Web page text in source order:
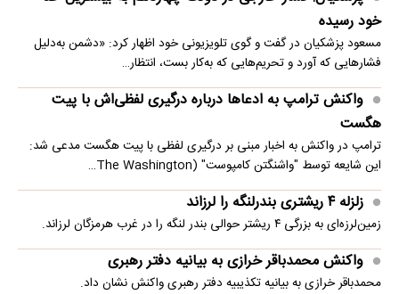
خود رسیده
مسعود پزشکیان در گفت و گوی تلویزیونی خود اظهار کرد: «دشمن به‌دلیل
فشارهایی که آورد و تحریم‌هایی که به‌کار بست، انتظار…
واکنش ترامپ به ادعاها درباره درگیری لفظی‌اش با پیت
هگست
ترامپ در واکنش به اخبار مبنی بر درگیری لفظی با پیت هگست مدعی شد:
این شایعه توسط "واشنگتن کامپوست" (The Washington…
زلزله ۴ ریشتری بندرلنگه را لرزاند
زمین‌لرزه‌ای به بزرگی ۴ ریشتر حوالی بندر لنگه را در غرب هرمزگان لرزاند.
واکنش محمدباقر خرازی به بیانیه دفتر رهبری
محمدباقر خرازی به بیانیه تکذیبیه دفتر رهبری واکنش نشان داد.